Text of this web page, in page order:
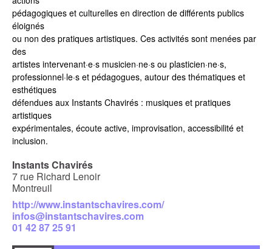
pédagogiques et culturelles en direction de différents publics
éloignés
ou non des pratiques artistiques. Ces activités sont menées par
des
artistes intervenant·e·s musicien·ne·s ou plasticien·ne·s,
professionnel·le·s et pédagogues, autour des thématiques et
esthétiques
défendues aux Instants Chavirés : musiques et pratiques
artistiques
expérimentales, écoute active, improvisation, accessibilité et
inclusion.
Instants Chavirés
7 rue Richard Lenoir
Montreuil
http://www.instantschavires.com/
infos@instantschavires.com
01 42 87 25 91